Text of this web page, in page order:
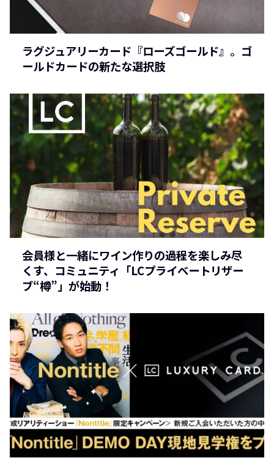
ラグジュアリーカード『ローズゴールド』。ゴ
ールドカードの新たな選択肢
会員様と一緒にワイン作りの過程を楽しみ尽
くす、コミュニティ「LCプライベートリザー
ブ“樽”」が始動！